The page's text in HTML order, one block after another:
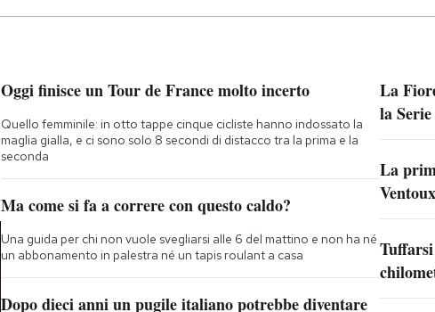
Oggi finisce un Tour de France molto incerto
Quello femminile: in otto tappe cinque cicliste hanno indossato la
maglia gialla, e ci sono solo 8 secondi di distacco tra la prima e la
seconda
Ma come si fa a correre con questo caldo?
Una guida per chi non vuole svegliarsi alle 6 del mattino e non ha né
un abbonamento in palestra né un tapis roulant a casa
Dopo dieci anni un pugile italiano potrebbe diventare
La
la
La
Ventoux